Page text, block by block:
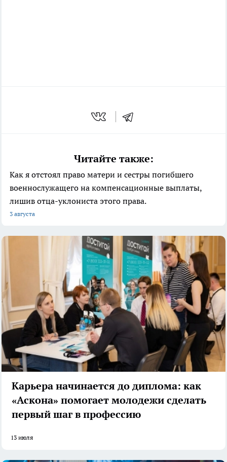
Читайте также:
Как я отстоял право матери и сестры погибшего
военнослужащего на компенсационные выплаты,
лишив отца-уклониста этого права.
3 августа
Карьера начинается до диплома: как
«Аскона» помогает молодежи сделать
первый шаг в профессию
13 июля